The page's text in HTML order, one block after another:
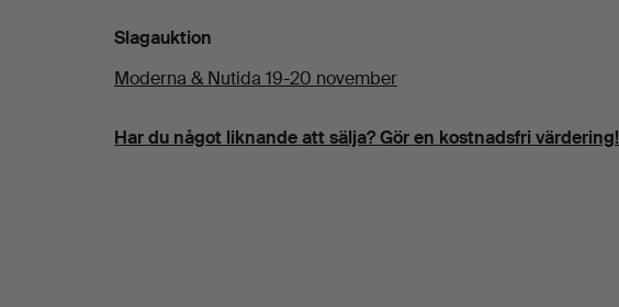
Slagauktion
Moderna & Nutida 19-20 november
Har du något liknande att sälja? Gör en kostnadsfri värdering!